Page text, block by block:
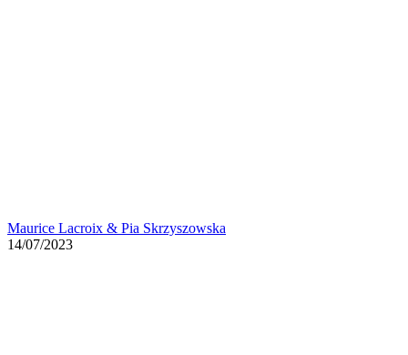
Maurice Lacroix & Pia Skrzyszowska
14/07/2023